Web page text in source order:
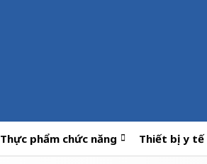
Thực phẩm chức năng Thiết bị y tế